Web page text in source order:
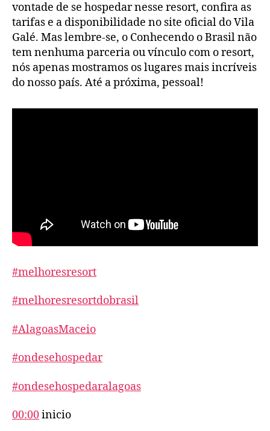
vontade de se hospedar nesse resort, confira as
tarifas e a disponibilidade no site oficial do Vila
Galé. Mas lembre-se, o Conhecendo o Brasil não
tem nenhuma parceria ou vínculo com o resort,
nós apenas mostramos os lugares mais incríveis
do nosso país. Até a próxima, pessoal!
#melhoresresort
#melhoresresortdobrasil
#AlagoasMaceio
#ondesehospedar
#ondesehospedaralagoas
00:00inicio